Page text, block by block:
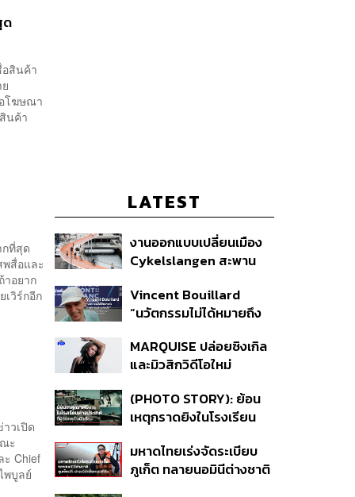
ด
สินค้า
โฆษณา
นค้า
ที่สุด
สื่อและ
าอยาก
วิร์กอีก
วเปิด
ะ
Chief
พบูลย์
LATEST
งานออกแบบเปลี่ยนเมือง
Cykelslangen สะพาน
โคเปนเฮเกน ทางสัญจร
ของเมืองที่น่าอยู่
Vincent Bouillard
“นวัตกรรมไม่ได้หมายถึง
MARQUISE ปล่อยซิงเกิล
และมิวสิกวิดีโอใหม่
สัมพันธ์สุด Toxic
(PHOTO STORY): ย้อน
เหตุกราดยิงในโรงเรียน
นักเรียน
มหาดไทยเร่งจัดระเบียบ
ภูเก็ต ทลายนอมินีต่างชาติ